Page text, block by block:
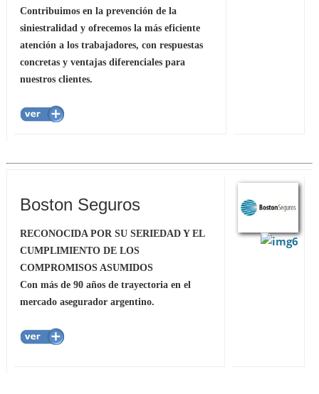
Contribuimos en la prevención de la
siniestralidad y ofrecemos la más eficiente
atención a los trabajadores, con respuestas
concretas y ventajas diferenciales para
nuestros clientes.
Boston Seguros
RECONOCIDA POR SU SERIEDAD Y EL
CUMPLIMIENTO DE LOS
COMPROMISOS ASUMIDOS
Con más de 90 años de trayectoria en el
mercado asegurador argentino.